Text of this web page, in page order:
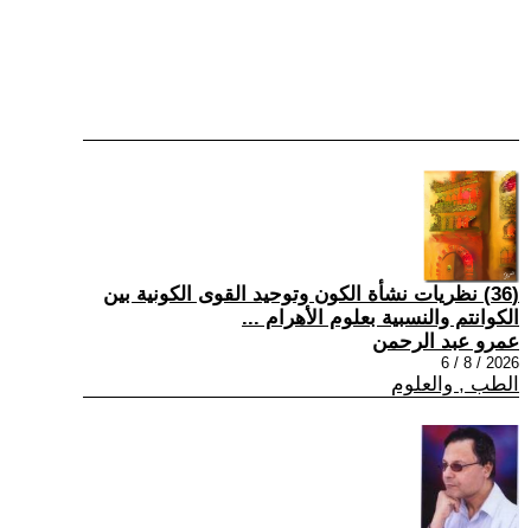
(36) نظريات نشأة الكون وتوحيد القوى الكونية بين
الكوانتم والنسبية بعلوم الأهرام ...
عمرو عبد الرحمن
2026 / 8 / 6
الطب , والعلوم